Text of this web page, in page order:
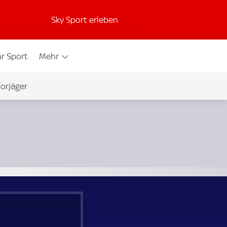
Sky Sport erleben
Sport Mehr